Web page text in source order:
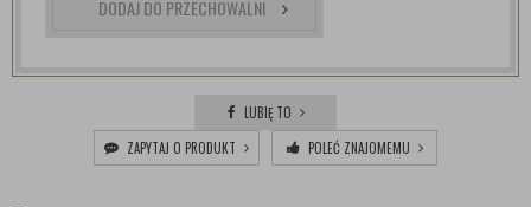
DODAJ DO PRZECHOWALNI
LUBIĘ TO
ZAPYTAJ O PRODUKT
POLEĆ ZNAJOMEMU